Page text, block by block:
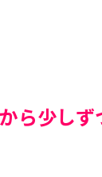
ら少しず